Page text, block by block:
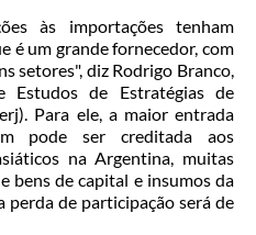
às importações tenham
é um grande fornecedor, com
setores", diz Rodrigo Branco,
Estudos de Estratégias de
Para ele, a maior entrada
pode ser creditada aos
na Argentina, muitas
bens de capital e insumos da
perda de participação será de